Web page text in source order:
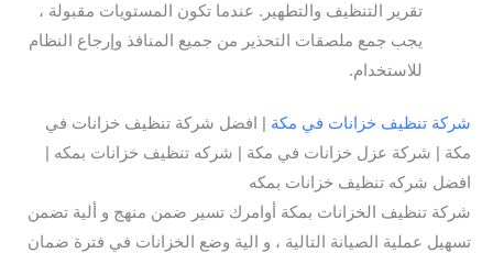
تقرير التنظيف والتطهير. عندما تكون المستويات مقبولة ،
يجب جمع ملصقات التحذير من جميع المنافذ وإرجاع النظام
للاستخدام.
شركة تنظيف خزانات في مكة | افضل شركة تنظيف خزانات في
مكة | شركة عزل خزانات في مكة | شركه تنظيف خزانات بمكه |
افضل شركه تنظيف خزانات بمكه
شركة تنظيف الخزانات بمكة أوامرك تسير ضمن منهج و ألية تضمن
تسهيل عملية الصيانة التالية ، و الية وضع الخزانات في فترة ضمان